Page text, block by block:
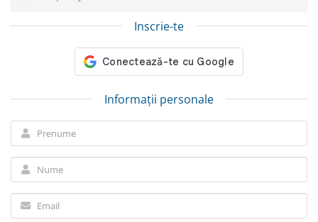
Inscrie-te
Informații personale